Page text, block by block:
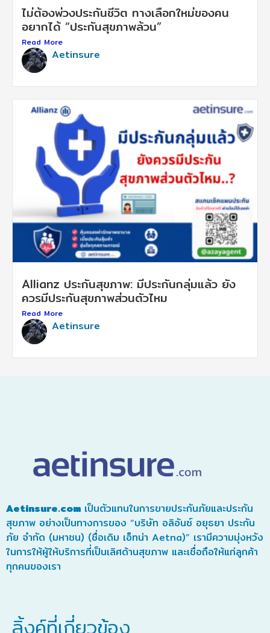
ไม่ต้องพ่วงประกันชีวิต ทางเลือกใหม่ของคน
อยากได้ “ประกันสุขภาพล้วน”
Read More
Aetinsure
Allianz ประกันสุขภาพ: มีประกันกลุ่มแล้ว ยัง
ควรมีประกันสุขภาพส่วนตัวไหม
Read More
Aetinsure
Aetinsure.com เป็นตัวแทนในการขายประกันภัยและประกัน
สุขภาพ อย่างเป็นทางการของ “บริษัท อลิอันซ์ อยุธยา ประกัน
ภัย จำกัด (มหาชน) (ชื่อเดิม เอ็ทน่า Aetna)” เรามีความมุ่งหวัง
ในการให้ผู้ให้บริการที่เป็นเลิศด้านสุขภาพ และเชื่อถือให้แก่ลูกค้า
ทุกคนของเรา